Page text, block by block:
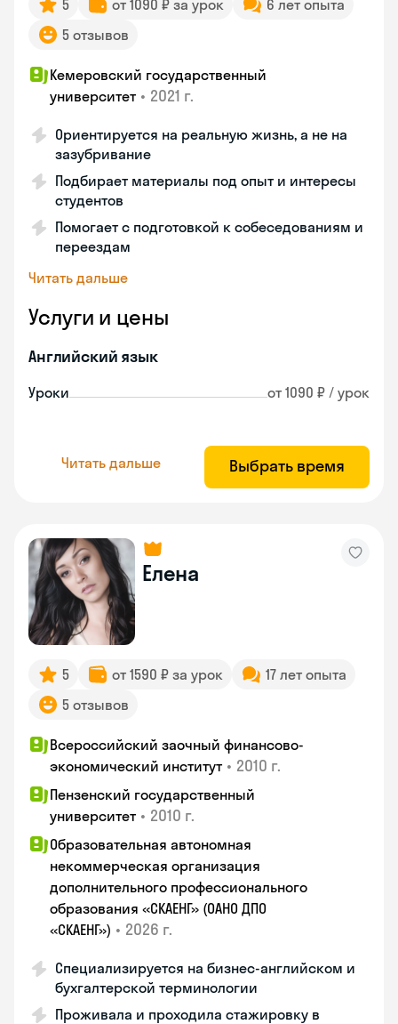
5 от 1090 ₽ за урок
6 лет опыта
5 отзывов
Кемеровский государственный
университет • 2021 г.
Ориентируется на реальную жизнь, а не на
зазубривание
Подбирает материалы под опыт и интересы
студентов
Помогает с подготовкой к собеседованиям и
переездам
Читать дальше
Услуги и цены
Английский язык
Уроки от 1090 ₽ / урок
Читать дальше Выбрать время
Елена
5 от 1590 ₽ за урок
17 лет опыта
5 отзывов
Всероссийский заочный финансово-
экономический институт • 2010 г.
Пензенский государственный
университет • 2010 г.
Образовательная автономная
некоммерческая организация
дополнительного профессионального
образования «СКАЕНГ» (ОАНО ДПО
«СКАЕНГ») • 2026 г.
Специализируется на бизнес-английском и
бухгалтерской терминологии
Проживала и проходила стажировку в